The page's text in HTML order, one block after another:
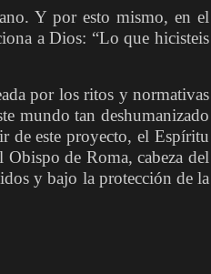
Y por esto mismo, en el
a Dios: “Lo que hicisteis
por los ritos y normativas
mundo tan deshumanizado
de este proyecto, el Espíritu
de Roma, cabeza del
y bajo la protección de la